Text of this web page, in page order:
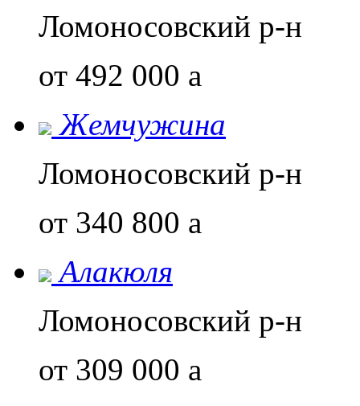
Ломоносовский р-н
от 492 000 a
Жемчужина
Ломоносовский р-н
от 340 800 a
Алакюля
Ломоносовский р-н
от 309 000 a